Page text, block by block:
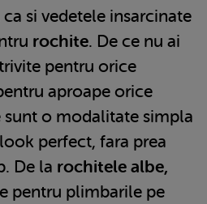
si vedetele insarcinate
rochite. De ce nu ai
pentru orice
aproape orice
o modalitate simpla
perfect, fara prea
De la rochitele albe,
pentru plimbarile pe